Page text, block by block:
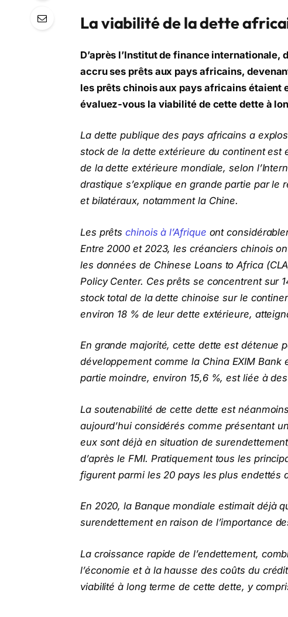
La viabilité de la dette
D’après l’Institut de finance internationale,
accru ses prêts aux pays africains,
les prêts chinois aux pays africains étaient
évaluez-vous la viabilité de cette dette à
La dette publique des pays africains a
stock de la dette extérieure du continent est
de la dette extérieure mondiale, selon
drastique s’explique en grande partie par
et bilatéraux, notamment la Chine.
Les prêtschinois à l’Afrique ont
Entre 2000 et 2023, les créanciers chinois
les données de Chinese Loans to Africa
Policy Center. Ces prêts se concentrent sur
stock total de la dette chinoise sur le
environ 18 % de leur dette extérieure,
En grande majorité, cette dette est détenue
développement comme la China EXIM Bank
partie moindre, environ 15,6 %, est liée à
La soutenabilité de cette dette est
aujourd’hui considérés comme présentant
eux sont déjà en situation de
d’après le FMI. Pratiquement tous les
figurent parmi les 20 pays les plus endettés
En 2020, la Banque mondiale estimait déjà
surendettement en raison de l’importance
La croissance rapide de l’endettement,
l’économie et à la hausse des coûts du
viabilité à long terme de cette dette, y